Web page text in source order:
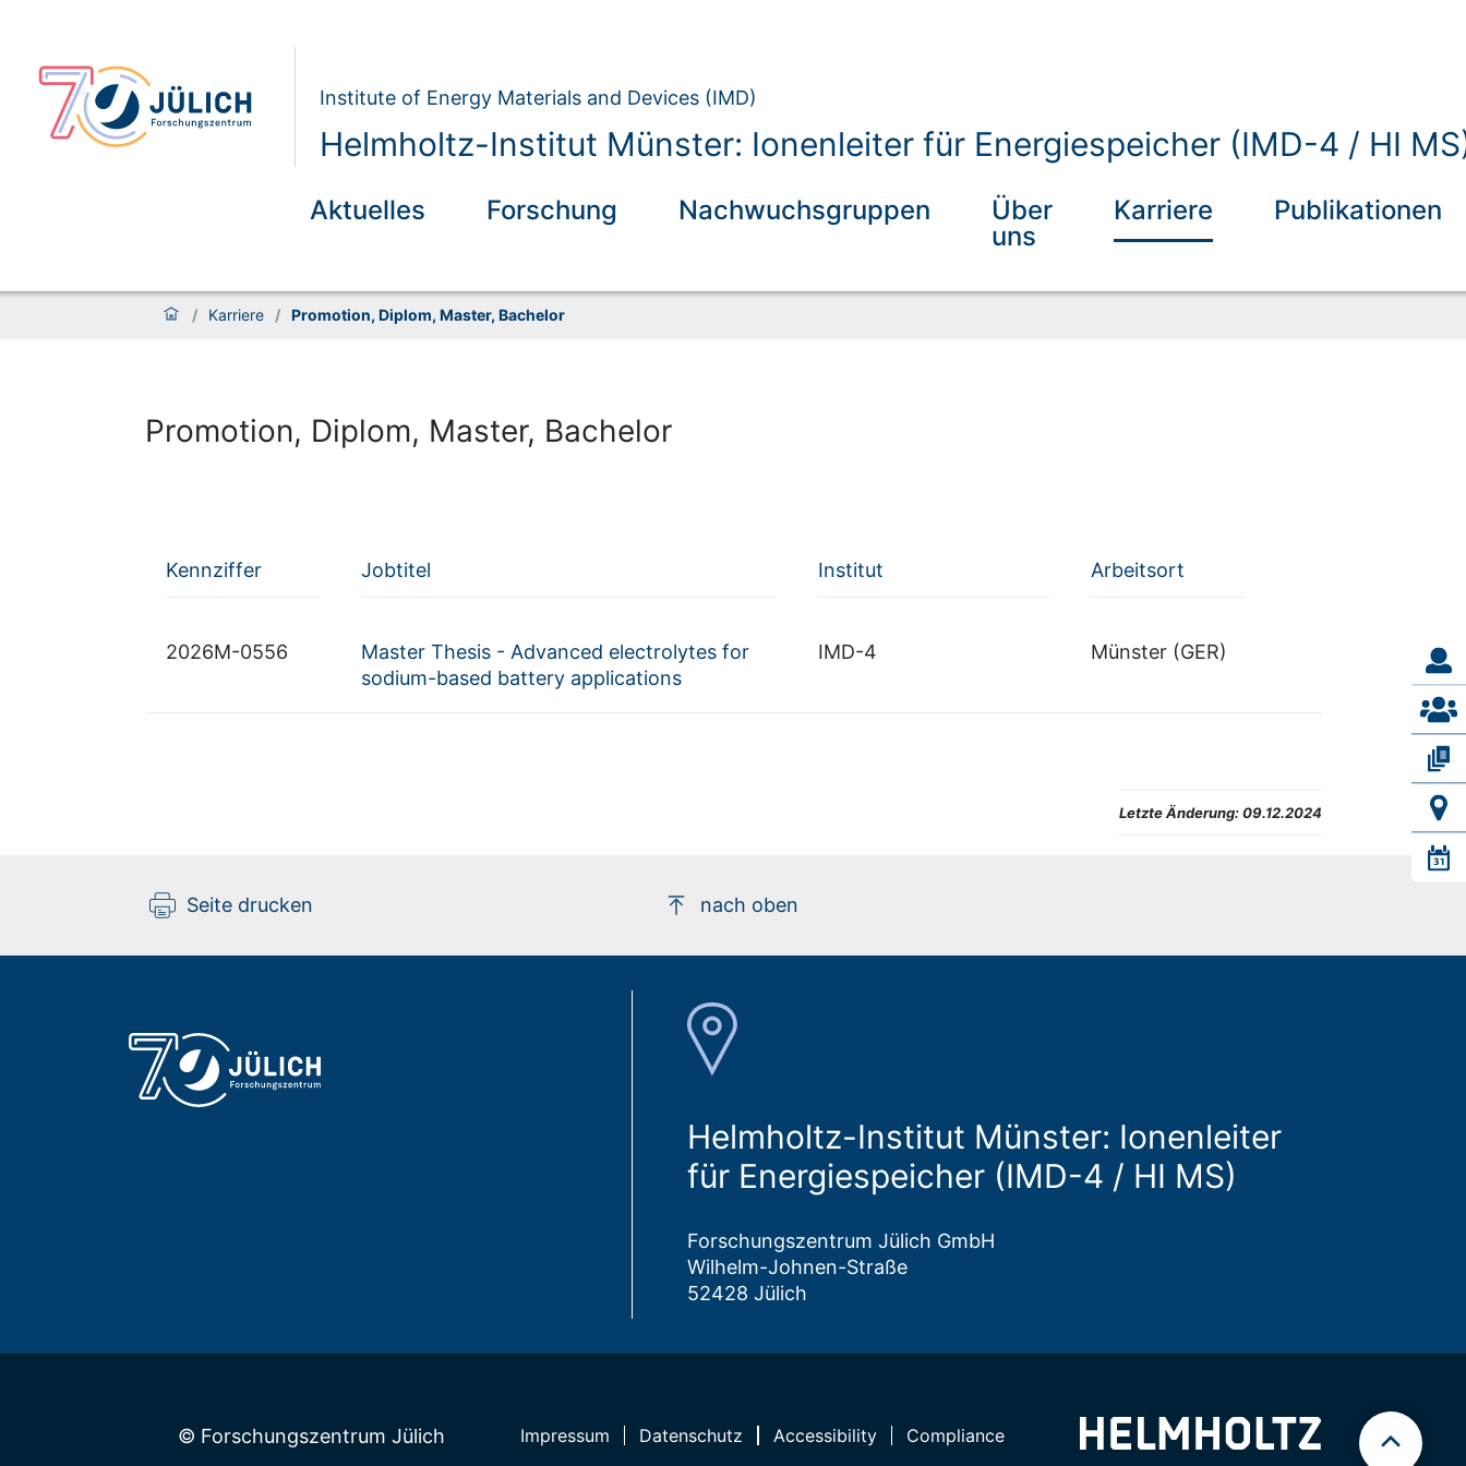
Institute of Energy Materials and Devices (IMD)
Helmholtz-Institut Münster: Ionenleiter für Energiespeicher (IMD-4 / HI
Aktuelles Forschung Nachwuchsgruppen
Über
uns
Karriere Publikationen
/ Karriere / Promotion, Diplom, Master, Bachelor
Promotion, Diplom, Master, Bachelor
Kennziffer Jobtitel Institut Arbeitsort
2026M-0556
Master Thesis - Advanced electrolytes for
sodium-based battery applications
IMD-4 Münster (GER)
Letzte Änderung: 09.12.2024
Seite drucken nach oben
Helmholtz-Institut Münster: Ionenleiter
für Energiespeicher (IMD-4 / HI MS)
Forschungszentrum Jülich GmbH
Wilhelm-Johnen-Straße
52428 Jülich
© Forschungszentrum Jülich Impressum Datenschutz Accessibility Compliance